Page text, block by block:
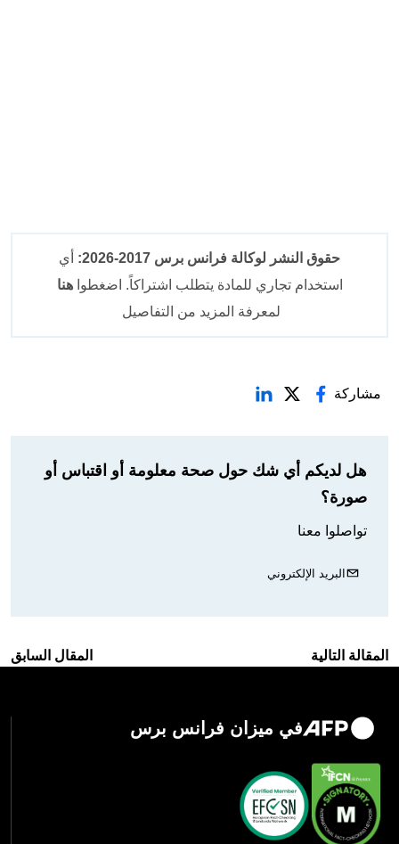
حقوق النشر لوكالة فرانس برس 2017-2026:
أي
استخدام تجاري للمادة يتطلب اشتراكاً. اضغطواهنا
لمعرفة المزيد من التفاصيل
مشاركة
هل لديكم أي شك حول صحة معلومة أو اقتباس أو
صورة؟
تواصلوا معنا
البريد الإلكتروني
المقالة التالية المقال السابق
في ميزان فرانس برس